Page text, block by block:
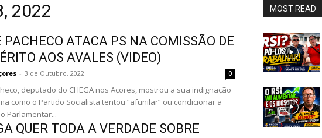
2022
PACHECO ATACA PS NA COMISSÃO DE
AOS AVALES (VIDEO)
- 3 de Outubro, 2022 0
deputado do CHEGA nos Açores, mostrou a sua indignação
como o Partido Socialista tentou “afunilar” ou condicionar a
Parlamentar...
QUER TODA A VERDADE SOBRE
MOST READ